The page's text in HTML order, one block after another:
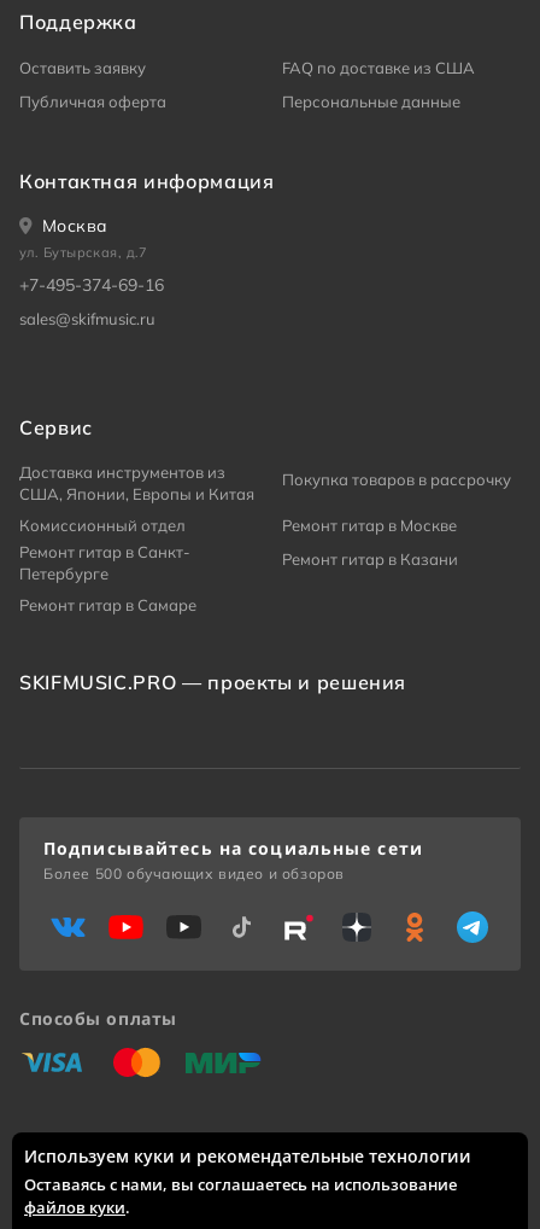
Поддержка
Оставить заявку
FAQ по доставке из США
Публичная оферта
Персональные данные
Контактная информация
Москва
ул. Бутырская, д.7
+7-495-374-69-16
sales@skifmusic.ru
Сервис
Доставка инструментов из
США, Японии, Европы и Китая
Покупка товаров в рассрочку
Комиссионный отдел
Ремонт гитар в Москве
Ремонт гитар в Санкт-
Петербурге
Ремонт гитар в Казани
Ремонт гитар в Самаре
SKIFMUSIC.PRO — проекты и решения
Доставка по России: Москва, Санкт-Петербург, Новосибирск,
Екатеринбург, Казань, Нижний Новгород, Челябинск,
Красноярск, Самара, Уфа, Ростов-на-Дону, Омск, Краснодар,
Воронеж, Волгоград, Пермь и другие города.
Способы оплаты
«Виза» «Мастеркард»
«Мир»
Подписывайтесь на социальные сети
Более 500 обучающих видео и обзоров
Используем куки и рекомендательные технологии
Оставаясь с нами, вы соглашаетесь на использование
файлов куки.